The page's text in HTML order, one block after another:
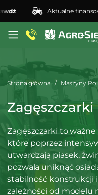
Aktualne
Strona główna Maszyny
Zagęszczarki
Zagęszczarki to
które poprzez
utwardzają piasek,
pozwala uniknąć
stabilność konstrukcji i
zależności od modelu